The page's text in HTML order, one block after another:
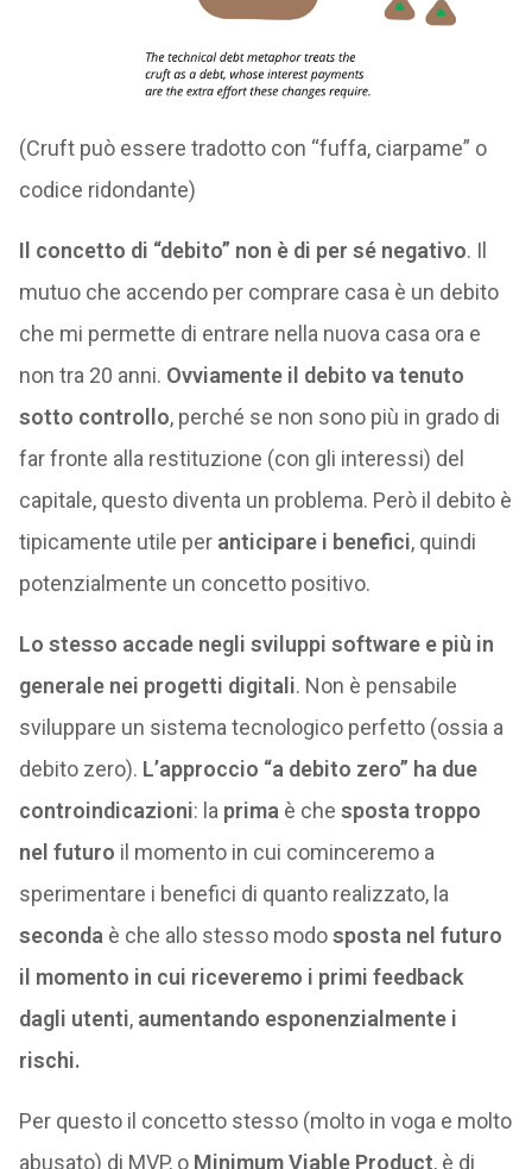
(Cruft può essere tradotto con “fuffa, ciarpame” o
codice ridondante)
Il concetto di “debito” non è di per sé negativo. Il
mutuo che accendo per comprare casa è un debito
che mi permette di entrare nella nuova casa ora e
non tra 20 anni. Ovviamente il debito va tenuto
sotto controllo, perché se non sono più in grado di
far fronte alla restituzione (con gli interessi) del
capitale, questo diventa un problema. Però il debito è
tipicamente utile per anticipare i benefici, quindi
potenzialmente un concetto positivo.
Lo stesso accade negli sviluppi software e più in
generale nei progetti digitali. Non è pensabile
sviluppare un sistema tecnologico perfetto (ossia a
debito zero). L’approccio “a debito zero” ha due
controindicazioni: la prima è che sposta troppo
nel futuro il momento in cui cominceremo a
sperimentare i benefici di quanto realizzato, la
seconda è che allo stesso modosposta nel futuro
il momento in cui riceveremo i primi feedback
dagli utenti, aumentando esponenzialmente i
rischi.
Per questo il concetto stesso (molto in voga e molto
abusato) di MVP, o Minimum Viable Product, è di